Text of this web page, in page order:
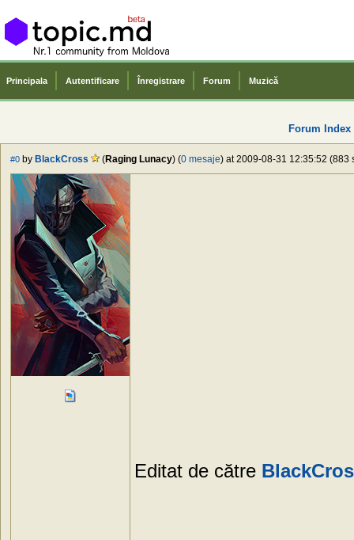
Principala Autentificare Înregistrare Forum Muzică
Forum Index
#0 by BlackCross (Raging Lunacy) (0 mesaje) at 2009-08-31 12:35:52 (883
Editat de către